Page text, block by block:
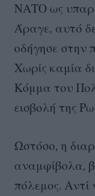
ΝΑΤΟ ως
Άραγε, αυτό
οδήγησε στην
Χωρίς καμία
Κόμμα του
εισβολή της
Ωστόσο, η
αναμφίβολα,
πόλεμος. Αντί